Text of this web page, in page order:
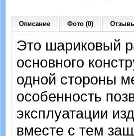
Описание Фото (0)
Это шариковый
основного
одной стороны
особенность
эксплуатации
вместе с тем